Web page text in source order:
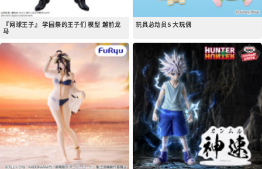
『网球王子』 学园祭的王子们 模型 越前龙
马
玩具总动员5 大玩偶